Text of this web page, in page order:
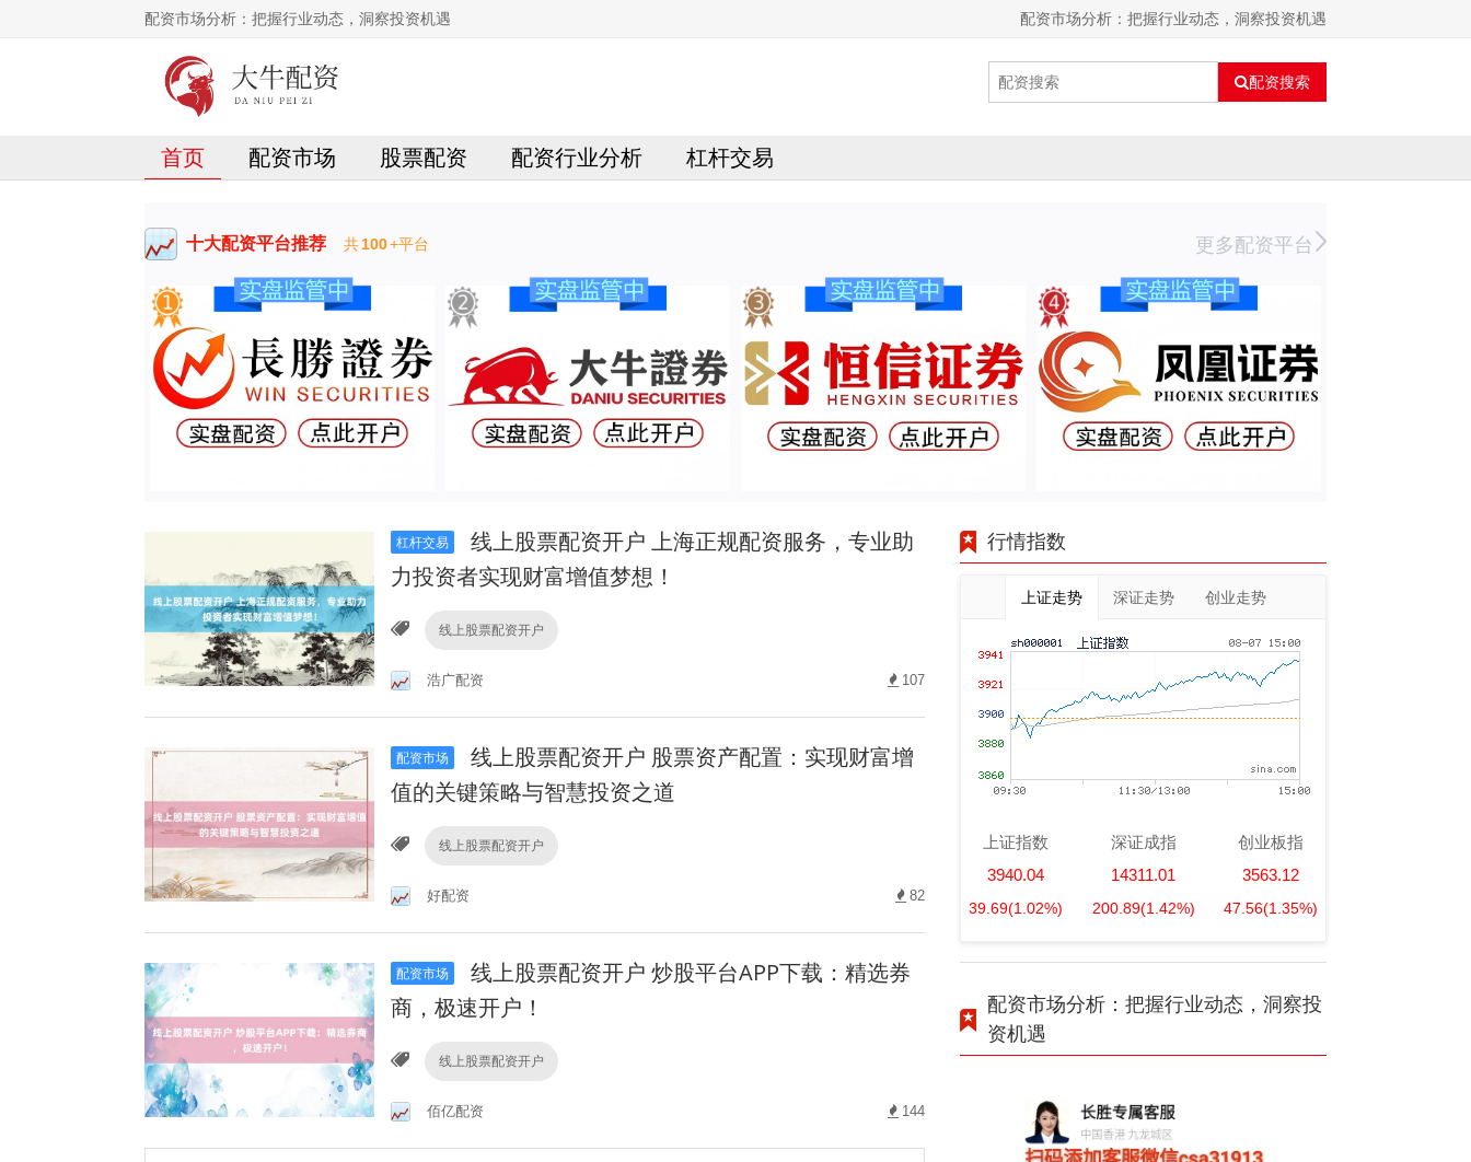
配资市场分析：把握行业动态，洞察投资机遇 配资市场分析：把握行业动态，洞察投资机遇
配资搜索
首页 配资市场 股票配资 配资行业分析 杠杆交易
十大配资平台推荐 共100+平台 更多配资平台
杠杆交易
线上股票配资开户 上海正规配资服务，专业助
力投资者实现财富增值梦想！
线上股票配资开户
浩广配资 107
配资市场
线上股票配资开户 股票资产配置：实现财富增
值的关键策略与智慧投资之道
线上股票配资开户
好配资 82
配资市场
线上股票配资开户 炒股平台APP下载：精选券
商，极速开户！
线上股票配资开户
佰亿配资 144
行情指数
上证走势 深证走势 创业走势
上证指数
3940.04
39.69(1.02%)
深证成指
14311.01
200.89(1.42%)
创业板指
3563.12
47.56(1.35%)
配资市场分析：把握行业动态，洞察投
资机遇